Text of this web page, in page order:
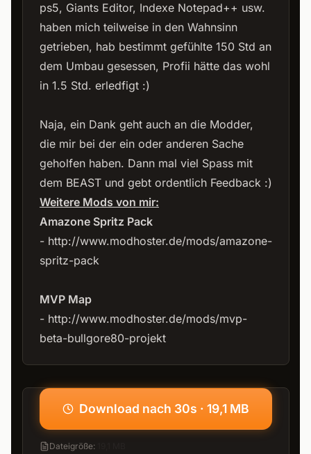
ps5, Giants Editor, Indexe Notepad++ usw.
haben mich teilweise in den Wahnsinn
getrieben, hab bestimmt gefühlte 150 Std an
dem Umbau gesessen, Profii hätte das wohl
in 1.5 Std. erledfigt :)
Naja, ein Dank geht auch an die Modder,
die mir bei der ein oder anderen Sache
geholfen haben. Dann mal viel Spass mit
dem BEAST und gebt ordentlich Feedback :)
Weitere Mods von mir:
Amazone Spritz Pack
- http://www.modhoster.de/mods/amazone-
spritz-pack
MVP Map
- http://www.modhoster.de/mods/mvp-
beta-bullgore80-projekt
Download nach 30s · 19,1 MB
Dateigröße: